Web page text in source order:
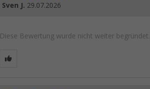
Sven J. 29.07.2026
Diese Bewertung wurde nicht weiter begründet.